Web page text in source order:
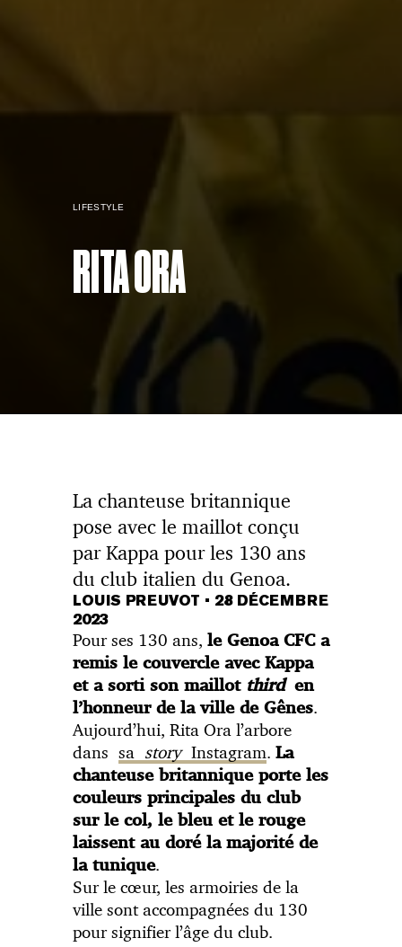
LIFESTYLE
RITA ORA
La chanteuse britannique
pose avec le maillot conçu
par Kappa pour les 130 ans
du club italien du Genoa.
LOUIS PREUVOT • 28 DÉCEMBRE
2023
Pour ses 130 ans, le Genoa CFC a
remis le couvercle avec Kappa
et a sorti son maillot third en
l’honneur de la ville de Gênes.
Aujourd’hui, Rita Ora l’arbore
dans sa story Instagram. La
chanteuse britannique porte les
couleurs principales du club
sur le col, le bleu et le rouge
laissent au doré la majorité de
la tunique.
Sur le cœur, les armoiries de la
ville sont accompagnées du 130
pour signifier l’âge du club.